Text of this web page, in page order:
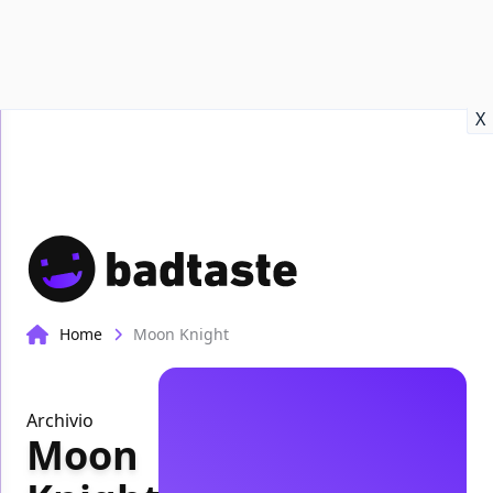
X
Home Moon Knight
Archivio
Moon